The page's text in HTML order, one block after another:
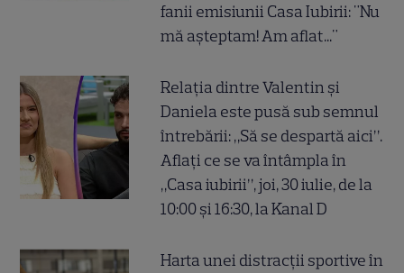
fanii emisiunii Casa Iubirii: "Nu
mă așteptam! Am aflat..."
Relația dintre Valentin și
Daniela este pusă sub semnul
întrebării: „Să se despartă aici”.
Aflați ce se va întâmpla în
„Casa iubirii”, joi, 30 iulie, de la
10:00 și 16:30, la Kanal D
Harta unei distracții sportive în